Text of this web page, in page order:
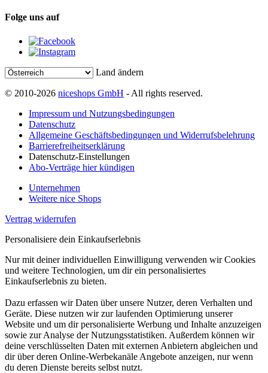
Folge uns auf
Land ändern
© 2010-2026 niceshops GmbH - All rights reserved.
Impressum und Nutzungsbedingungen
Datenschutz
Allgemeine Geschäftsbedingungen und Widerrufsbelehrung
Barrierefreiheitserklärung
Datenschutz-Einstellungen
Abo-Verträge hier kündigen
Unternehmen
Weitere nice Shops
Vertrag widerrufen
Personalisiere dein Einkaufserlebnis
Nur mit deiner individuellen Einwilligung verwenden wir Cookies
und weitere Technologien, um dir ein personalisiertes
Einkaufserlebnis zu bieten.
Dazu erfassen wir Daten über unsere Nutzer, deren Verhalten und
Geräte. Diese nutzen wir zur laufenden Optimierung unserer
Website und um dir personalisierte Werbung und Inhalte anzuzeigen
sowie zur Analyse der Nutzungsstatistiken. Außerdem können wir
deine verschlüsselten Daten mit externen Anbietern abgleichen und
dir über deren Online-Werbekanäle Angebote anzeigen, nur wenn
du deren Dienste bereits selbst nutzt.